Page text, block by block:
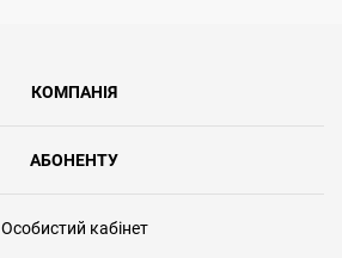
КОМПАНІЯ
АБОНЕНТУ
Особистий кабінет